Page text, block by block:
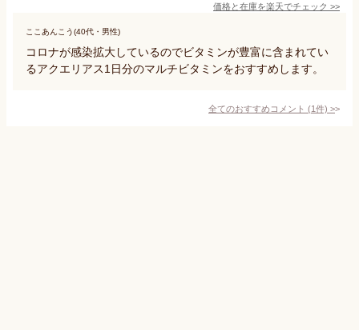
価格と在庫を楽天でチェック >>
ここあんこう(40代・男性)
コロナが感染拡大しているのでビタミンが豊富に含まれてい
るアクエリアス1日分のマルチビタミンをおすすめします。
全てのおすすめコメント (1件) >